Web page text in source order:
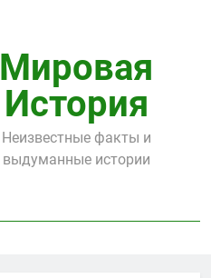
Мировая
История
Неизвестные факты и
выдуманные истории